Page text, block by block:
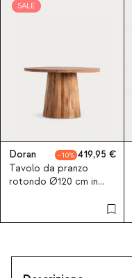
SALE
Doran 10
419,95
Tavolo da pranzo
rotondo Ø120 cm in